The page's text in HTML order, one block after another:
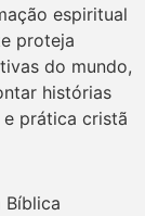
espiritual
proteja
do mundo,
histórias
prática cristã
Bíblica